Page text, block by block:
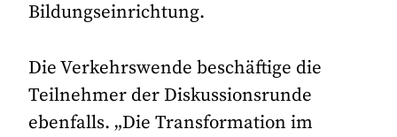
Bildungseinrichtung.
Die Verkehrswende beschäftige die
Teilnehmer der Diskussionsrunde
ebenfalls. „Die Transformation im